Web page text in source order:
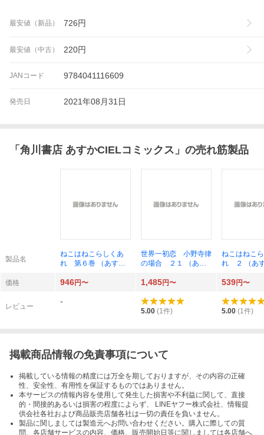
最安値（新品） 726円
最安値（中古） 220円
JANコード 9784041116609
発売日 2021年08月31日
「 角川書店 あすかCIELコミックス 」の売れ筋製品
製品名
ねこはねこらしくあ
れ 第６巻 （あすか
Ｘ） ときたほのじ／
世界一初恋 小野寺律
の場合 ２１ （あす
Ｘ） （小冊子付き特
ねこはねこ
れ ２ （あ
ときたほの
価格 946円〜 1,485円〜 539円〜
レビュー
-
5.00 (1件) 5.00 (1件)
掲載商品情報の免責事項について
掲載している情報の精度には万全を期しておりますが、その内容の正確
性、安全性、有用性を保証するものではありません。
本サービスの情報内容を使用して発生した損害や不利益に関して、直接
的・間接的あるいは損害の程度によらず、 LINEヤフー株式会社、情報提
供会社各社および商品販売店舗各社は一切の責任を負いません。
製品に関しましては製造元へお問い合わせください。購入に際しての質
問、各店舗サービスの内容、価格、販売開始日等に関しましては各店舗へ